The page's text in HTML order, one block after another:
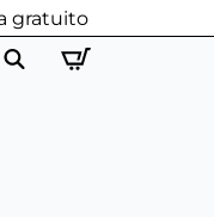
gratuito